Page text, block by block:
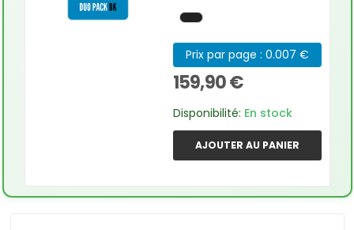
Prix par page : 0.007 €
159,90 €
Disponibilité: En stock
AJOUTER AU PANIER